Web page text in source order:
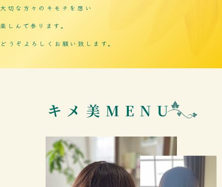
大切な方々のキモチを想い
楽しんで参ります。
どうぞよろしくお願い致します。
キメ美MENU